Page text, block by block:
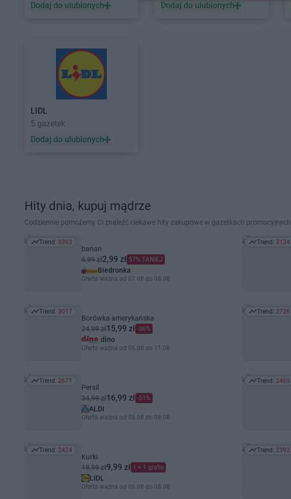
Dodaj do ulubionych
Dodaj do ulubionych
LIDL
5 gazetek
Dodaj do ulubionych
Hity dnia, kupuj mądrze
Codziennie pomożemy Ci znaleźć ciekawe hity zakupowe w gazetkach promocyjnych
Trend: 3393
Trend: 3393
banan
6,99 zł2,99 zł 57% TANIEJ
Biedronka
Oferta ważna od 07.08 do 08.08
Trend: 3134
Trend: 3134
Trend: 3017
Trend: 3017
Borówka amerykańska
24,99 zł15,99 zł -36%
dino
Oferta ważna od 05.08 do 11.08
Trend: 2726
Trend: 2726
Trend: 2671
Trend: 2671
Persil
34,99 zł16,99 zł -51%
ALDI
Oferta ważna od 05.08 do 08.08
Trend: 2469
Trend: 2469
Trend: 2424
Trend: 2424
Kurki
19,99 zł9,99 zł 1 + 1 gratis
LIDL
Oferta ważna od 06.08 do 08.08
Trend: 2392
Trend: 2392